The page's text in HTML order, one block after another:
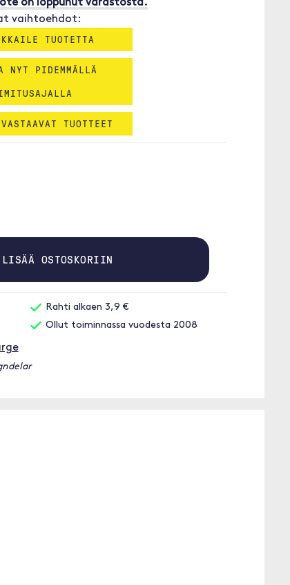
on loppunut varastosta.
vaihtoehdot:
TUOTETTA
NYT PIDEMMÄLLÄ
TUOTTEET
LISÄÄ OSTOSKORIIN
Rahti alkaen 3,9 €
Ollut toiminnassa vuodesta 2008